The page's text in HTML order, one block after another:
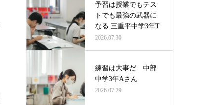
予習は授業でもテス
トでも最強の武器に
なる 三重平中学3年T
2026.07.30
練習は大事だ 中部
中学3年Aさん
2026.07.29